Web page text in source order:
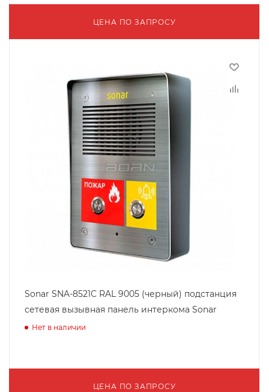
ЦЕНА ПО ЗАПРОСУ
Sonar SNA-8521C RAL 9005 (черный) подстанция
сетевая вызывная панель интеркома Sonar
Нет в наличии
ЦЕНА ПО ЗАПРОСУ